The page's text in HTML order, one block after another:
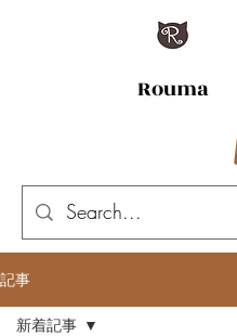
Rouma
記事
新着記事